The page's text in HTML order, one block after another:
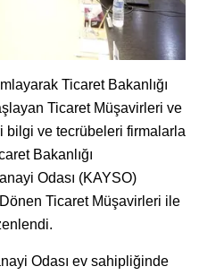
Ticaret Bakanlığı
Ticaret Müşavirleri ve
bilgi ve tecrübeleri firmalarla
Bakanlığı
Odası (KAYSO)
Ticaret Müşavirleri ile
Odası ev sahipliğinde